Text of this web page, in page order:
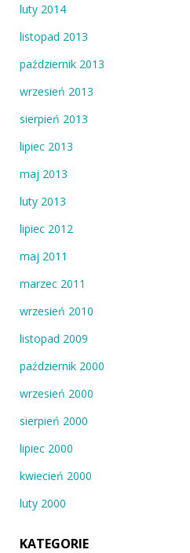
luty 2014
listopad 2013
październik 2013
wrzesień 2013
sierpień 2013
lipiec 2013
maj 2013
luty 2013
lipiec 2012
maj 2011
marzec 2011
wrzesień 2010
listopad 2009
październik 2000
wrzesień 2000
sierpień 2000
lipiec 2000
kwiecień 2000
luty 2000
KATEGORIE